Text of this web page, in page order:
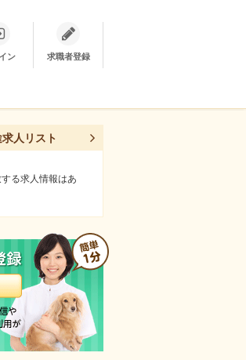
ン 求職者登録
人リスト
る求人情報はあ